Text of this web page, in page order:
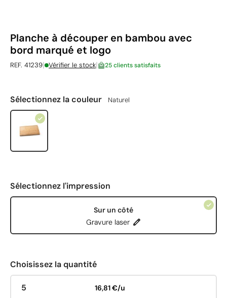
Planche à découper en bambou avec
bord marqué et logo
REF. 41239| Vérifier le stock| 25 clients satisfaits
Sélectionnez la couleur Naturel
Sélectionnez l'impression
Sur un côté
Gravure laser
Choisissez la quantité
5 16,81 €/u